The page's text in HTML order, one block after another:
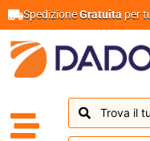
SpedizioneGratuita per